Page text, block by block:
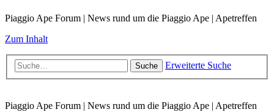
Piaggio Ape Forum | News rund um die Piaggio Ape | Apetreffen
Zum Inhalt
Suche Erweiterte Suche
Piaggio Ape Forum | News rund um die Piaggio Ape | Apetreffen